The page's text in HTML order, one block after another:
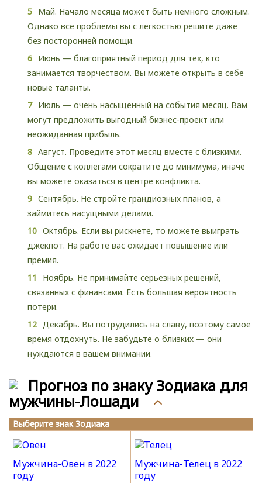
Май. Начало месяца может быть немного сложным.
Однако все проблемы вы с легкостью решите даже
без посторонней помощи.
Июнь — благоприятный период для тех, кто
занимается творчеством. Вы можете открыть в себе
новые таланты.
Июль — очень насыщенный на события месяц. Вам
могут предложить выгодный бизнес-проект или
неожиданная прибыль.
Август. Проведите этот месяц вместе с близкими.
Общение с коллегами сократите до минимума, иначе
вы можете оказаться в центре конфликта.
Сентябрь. Не стройте грандиозных планов, а
займитесь насущными делами.
Октябрь. Если вы рискнете, то можете выиграть
джекпот. На работе вас ожидает повышение или
премия.
Ноябрь. Не принимайте серьезных решений,
связанных с финансами. Есть большая вероятность
потери.
Декабрь. Вы потрудились на славу, поэтому самое
время отдохнуть. Не забудьте о близких — они
нуждаются в вашем внимании.
Прогноз по знаку Зодиака для
мужчины-Лошади
Выберите знак Зодиака
Мужчина-Овен в 2022
году
Мужчина-Телец в 2022
году